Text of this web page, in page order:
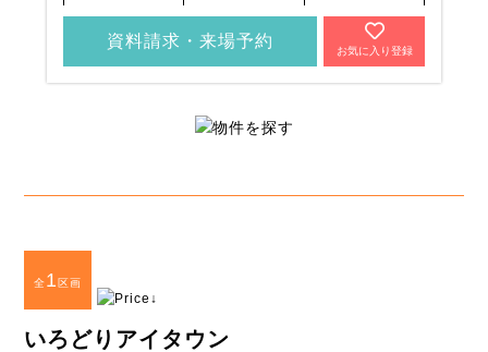
資料請求・来場予約
お気に入り登録
全1区画
いろどりアイタウン